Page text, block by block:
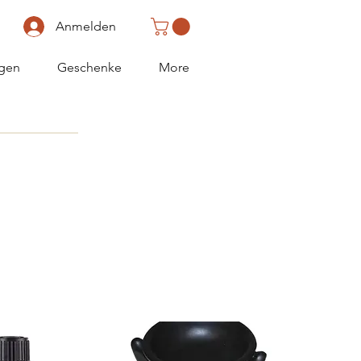
Anmelden
Geschenke More